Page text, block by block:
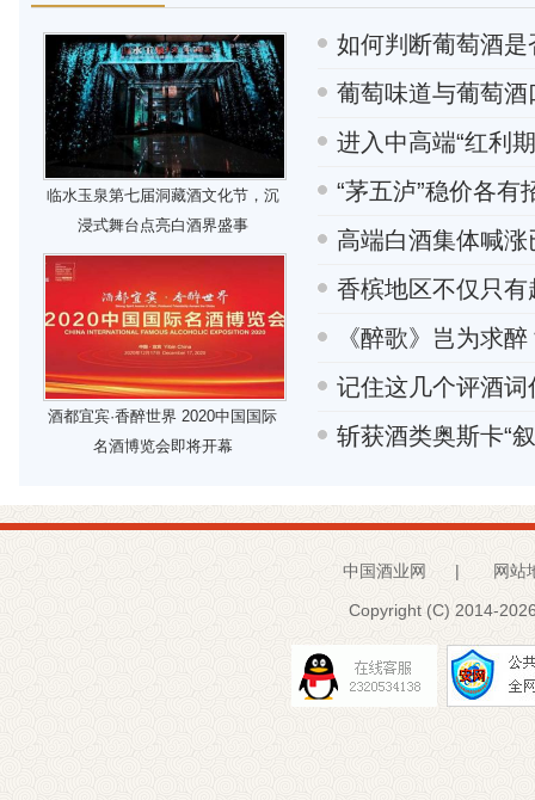
临水玉泉第七届洞藏酒文化节，沉
浸式舞台点亮白酒界盛事
酒都宜宾·香醉世界 2020中国国际
名酒博览会即将开幕
如何判断葡萄酒是
葡萄味道与葡萄
进入中高端“红利
“茅五泸”稳价各有
高端白酒集体喊涨
香槟地区不仅只有
《醉歌》岂为求
记住这几个评酒
斩获酒类奥斯卡“
中国酒业网 | 网站
Copyright (C) 2014-